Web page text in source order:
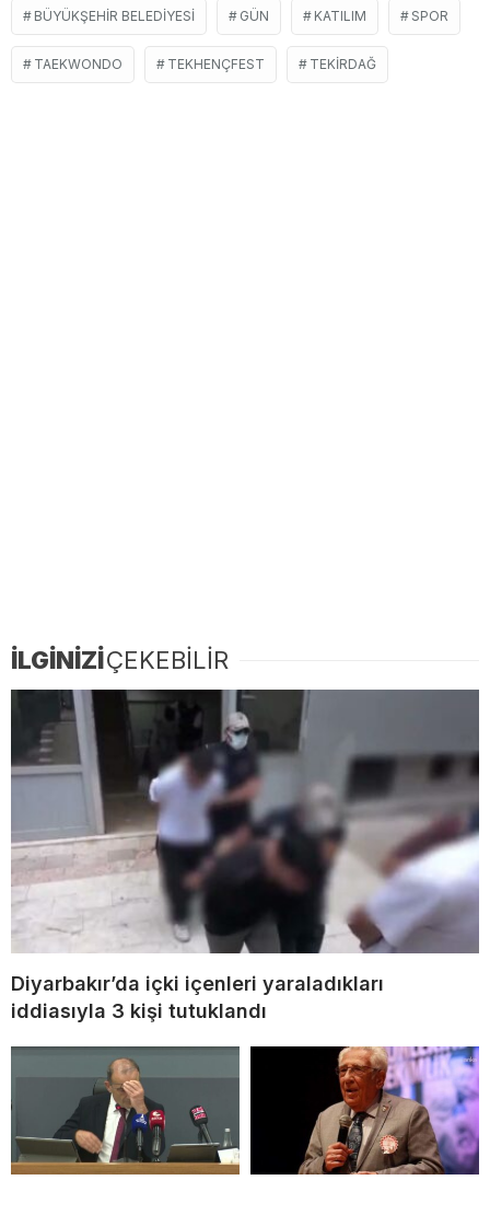
BÜYÜKŞEHIR BELEDIYESI GÜN KATILIM SPOR
TAEKWONDO TEKHENÇFEST TEKIRDAĞ
İLGİNİZİÇEKEBİLİR
Diyarbakır’da içki içenleri yaraladıkları
iddiasıyla 3 kişi tutuklandı